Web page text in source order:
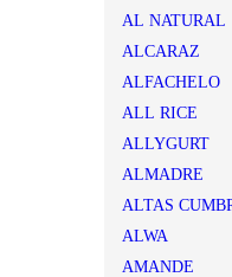
AL NATURAL
ALCARAZ
ALFACHELO
ALL RICE
ALLYGURT
ALMADRE
ALTAS
ALWA
AMANDE